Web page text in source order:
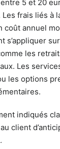
5 et 20
frais liés à
coût annuel
s’appliquer
les
Les
les options
indiqués
client